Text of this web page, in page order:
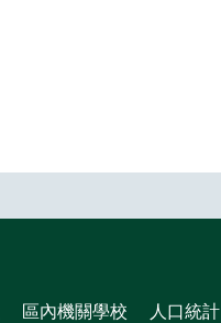
區內機關學校 人口統計